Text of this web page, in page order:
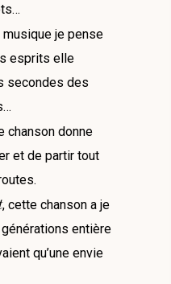
musique je pense
esprits elle
secondes des
chanson donne
et de partir tout
, cette chanson a je
entière
qu’une envie